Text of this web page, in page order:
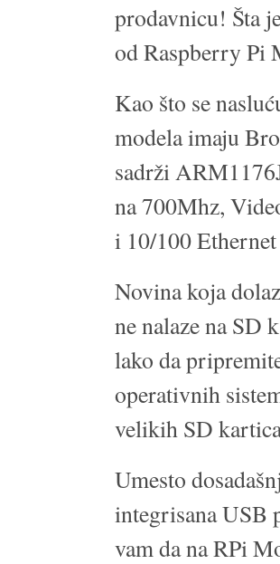
prodavnicu! Šta
od Raspberry Pi
Kao što se
modela imaju
sadrži
na 700Mhz,
i 10/100
Novina koja
ne nalaze na SD
lako da
operativnih
velikih SD
Umesto
integrisana USB
vam da na RPi